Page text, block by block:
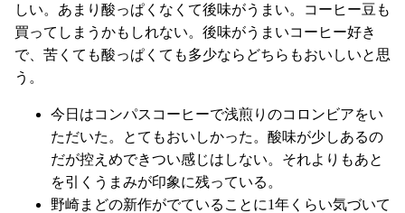
しい。あまり酸っぱくなくて後味がうまい。コーヒー豆も
買ってしまうかもしれない。後味がうまいコーヒー好き
で、苦くても酸っぱくても多少ならどちらもおいしいと思
う。
今日はコンパスコーヒーで浅煎りのコロンビアをい
ただいた。とてもおいしかった。酸味が少しあるの
だが控えめできつい感じはしない。それよりもあと
を引くうまみが印象に残っている。
野崎まどの新作がでていることに1年くらい気づいて